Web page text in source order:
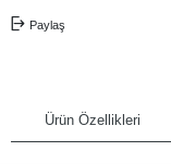
Paylaş
Ürün Özellikleri